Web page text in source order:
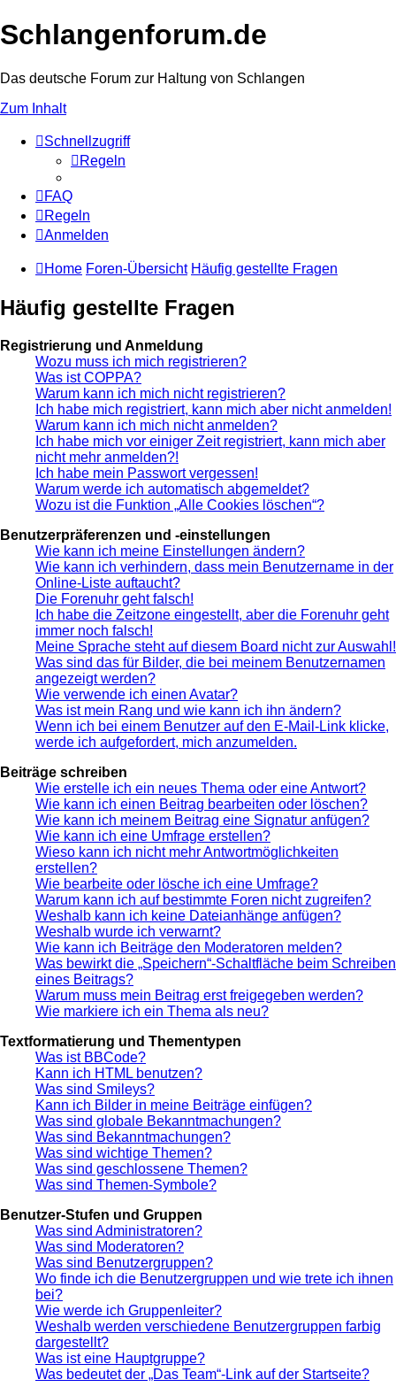
Schlangenforum.de
Das deutsche Forum zur Haltung von Schlangen
Zum Inhalt
Schnellzugriff
Regeln
FAQ
Regeln
Anmelden
Home Foren-Übersicht Häufig gestellte Fragen
Häufig gestellte Fragen
Registrierung und Anmeldung
Wozu muss ich mich registrieren?
Was ist COPPA?
Warum kann ich mich nicht registrieren?
Ich habe mich registriert, kann mich aber nicht anmelden!
Warum kann ich mich nicht anmelden?
Ich habe mich vor einiger Zeit registriert, kann mich aber
nicht mehr anmelden?!
Ich habe mein Passwort vergessen!
Warum werde ich automatisch abgemeldet?
Wozu ist die Funktion „Alle Cookies löschen“?
Benutzerpräferenzen und -einstellungen
Wie kann ich meine Einstellungen ändern?
Wie kann ich verhindern, dass mein Benutzername in der
Online-Liste auftaucht?
Die Forenuhr geht falsch!
Ich habe die Zeitzone eingestellt, aber die Forenuhr geht
immer noch falsch!
Meine Sprache steht auf diesem Board nicht zur Auswahl!
Was sind das für Bilder, die bei meinem Benutzernamen
angezeigt werden?
Wie verwende ich einen Avatar?
Was ist mein Rang und wie kann ich ihn ändern?
Wenn ich bei einem Benutzer auf den E-Mail-Link klicke,
werde ich aufgefordert, mich anzumelden.
Beiträge schreiben
Wie erstelle ich ein neues Thema oder eine Antwort?
Wie kann ich einen Beitrag bearbeiten oder löschen?
Wie kann ich meinem Beitrag eine Signatur anfügen?
Wie kann ich eine Umfrage erstellen?
Wieso kann ich nicht mehr Antwortmöglichkeiten
erstellen?
Wie bearbeite oder lösche ich eine Umfrage?
Warum kann ich auf bestimmte Foren nicht zugreifen?
Weshalb kann ich keine Dateianhänge anfügen?
Weshalb wurde ich verwarnt?
Wie kann ich Beiträge den Moderatoren melden?
Was bewirkt die „Speichern“-Schaltfläche beim Schreiben
eines Beitrags?
Warum muss mein Beitrag erst freigegeben werden?
Wie markiere ich ein Thema als neu?
Textformatierung und Thementypen
Was ist BBCode?
Kann ich HTML benutzen?
Was sind Smileys?
Kann ich Bilder in meine Beiträge einfügen?
Was sind globale Bekanntmachungen?
Was sind Bekanntmachungen?
Was sind wichtige Themen?
Was sind geschlossene Themen?
Was sind Themen-Symbole?
Benutzer-Stufen und Gruppen
Was sind Administratoren?
Was sind Moderatoren?
Was sind Benutzergruppen?
Wo finde ich die Benutzergruppen und wie trete ich ihnen
bei?
Wie werde ich Gruppenleiter?
Weshalb werden verschiedene Benutzergruppen farbig
dargestellt?
Was ist eine Hauptgruppe?
Was bedeutet der „Das Team“-Link auf der Startseite?